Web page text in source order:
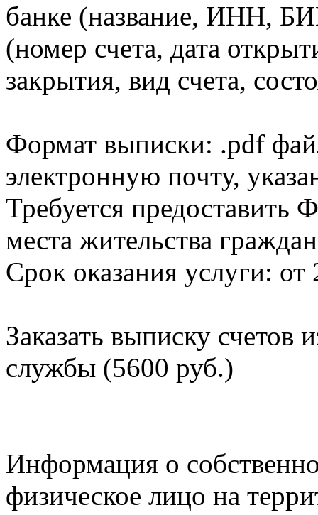
банке (название, ИНН,
(номер счета, дата
закрытия, вид счета,
Формат выписки: .pdf
электронную почту,
Требуется
места жительства
Срок оказания услуги: от
Заказать выписку счетов
службы (5600 руб.)
Информация о
физическое лицо на